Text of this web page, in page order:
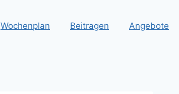
Wochenplan Beitragen
Angebote